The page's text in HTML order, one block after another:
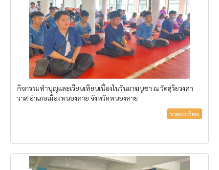
กิจกรรมทำบุญและเวียนเทียนเนื่องในวันมาฆบูชา ณ วัดสุริยวงศา
วาส อำเภอเมืองหนองคาย จังหวัดหนองคาย
รายละเอียด